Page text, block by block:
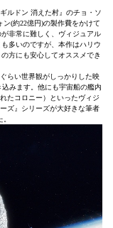
ルドン 消えた村』のチョ・ソ
(約22億円)の製作費をかけて
非常に難しく、ヴィジュアル
多いのですが、本作はハリウ
方にも安心してオススメでき
らい世界観がしっかりした映
みます。他にも宇宙船の艦内
たコロニー）といったヴィジ
ズ』シリーズが大好きな筆者